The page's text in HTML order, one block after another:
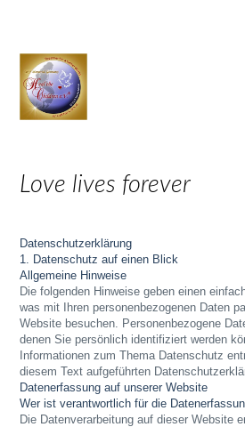
Love lives forever
Datenschutzerklärung
1. Datenschutz auf einen Blick
Allgemeine Hinweise
Die folgenden Hinweise geben einen
was mit Ihren personenbezogenen Daten
Website besuchen. Personenbezogene
denen Sie persönlich identifiziert werden
Informationen zum Thema Datenschutz
diesem Text aufgeführten
Datenerfassung auf unserer Website
Wer ist verantwortlich für die
Die Datenverarbeitung auf dieser Website